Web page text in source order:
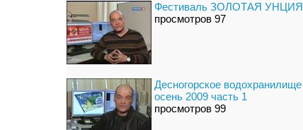
Фестиваль ЗОЛОТАЯ УНЦИЯ
просмотров 97
Десногорское водохранилище
осень 2009 часть 1
просмотров 99